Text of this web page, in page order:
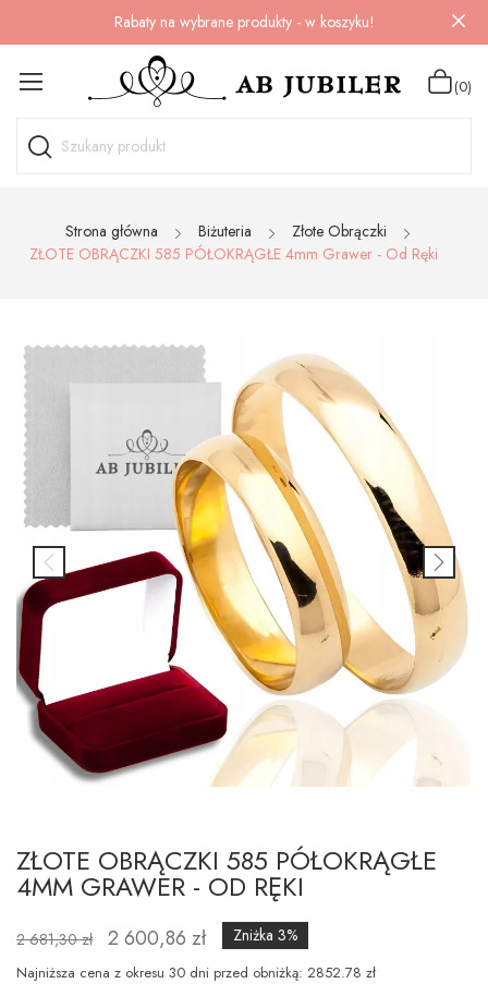
Rabaty na wybrane produkty - w koszyku!
(0)
Strona główna Biżuteria
Złote Obrączki
ZŁOTE OBRĄCZKI 585 PÓŁOKRĄGŁE 4mm Grawer - Od Ręki
ZŁOTE OBRĄCZKI 585 PÓŁOKRĄGŁE
4MM GRAWER - OD RĘKI
2 681,30 zł 2 600,86 zł Zniżka 3%
Najniższa cena z okresu 30 dni przed obniżką: 2852.78 zł